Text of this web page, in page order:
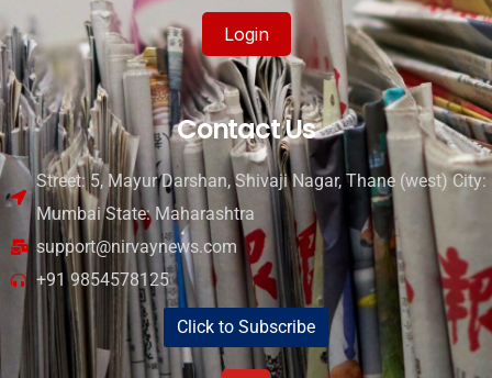
Login
Contact Us
Street: 5, Mayur Darshan, Shivaji Nagar, Thane (west) City:
Mumbai State: Maharashtra
support@nirvaynews.com
+91 9854578125
Click to Subscribe